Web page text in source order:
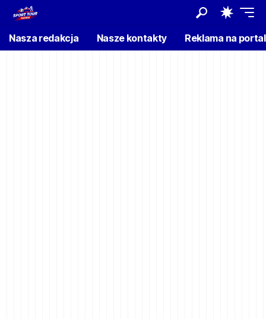
Nasza redakcja Nasze kontakty Reklama na